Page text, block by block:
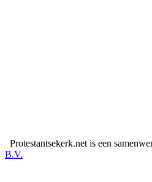
Protestantsekerk.net is een
B.V.